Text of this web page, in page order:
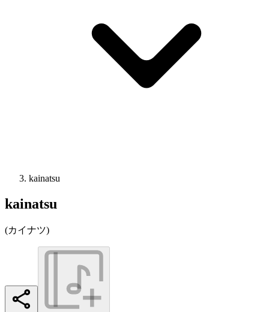
kainatsu
kainatsu
(カイナツ)